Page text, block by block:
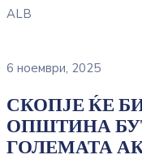
ALB
6 ноември, 2025
СКОПЈЕ ЌЕ
ОПШТИНА
ГОЛЕМАТА